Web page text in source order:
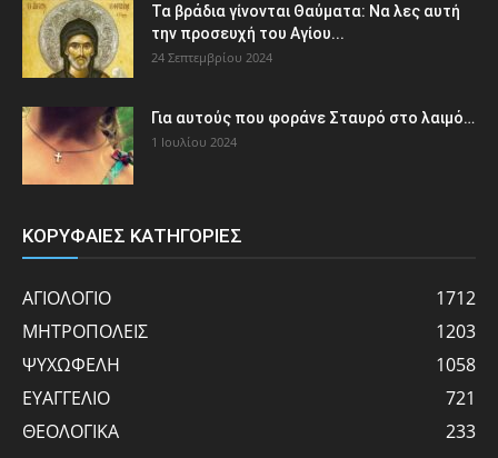
Τα βράδια γίνονται Θαύματα: Να λες αυτή
την προσευχή του Αγίου...
24 Σεπτεμβρίου 2024
Για αυτούς που φοράνε Σταυρό στο λαιμό…
1 Ιουλίου 2024
ΚΟΡΥΦΑΙΕΣ ΚΑΤΗΓΟΡΙΕΣ
ΑΓΙΟΛΟΓΙΟ
1712
ΜΗΤΡΟΠΟΛΕΙΣ
1203
ΨΥΧΩΦΕΛΗ
1058
ΕΥΑΓΓΕΛΙΟ
721
ΘΕΟΛΟΓΙΚΑ
233